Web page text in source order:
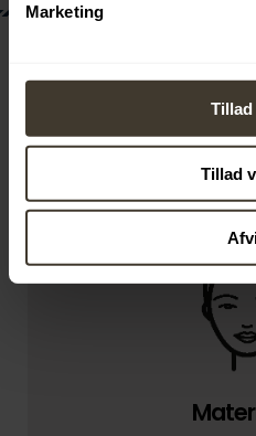
Marketing
Tillad
Tillad
Hos os bliver du
bliver